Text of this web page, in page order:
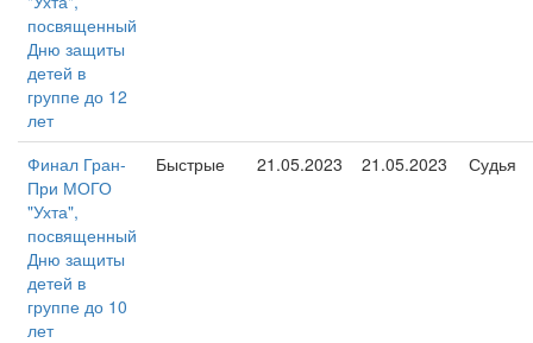
посвященный
Дню защиты
детей в
группе до 12
лет
Финал Гран-
При МОГО
"Ухта",
посвященный
Дню защиты
детей в
группе до 10
лет
Быстрые 21.05.2023 21.05.2023 Судья